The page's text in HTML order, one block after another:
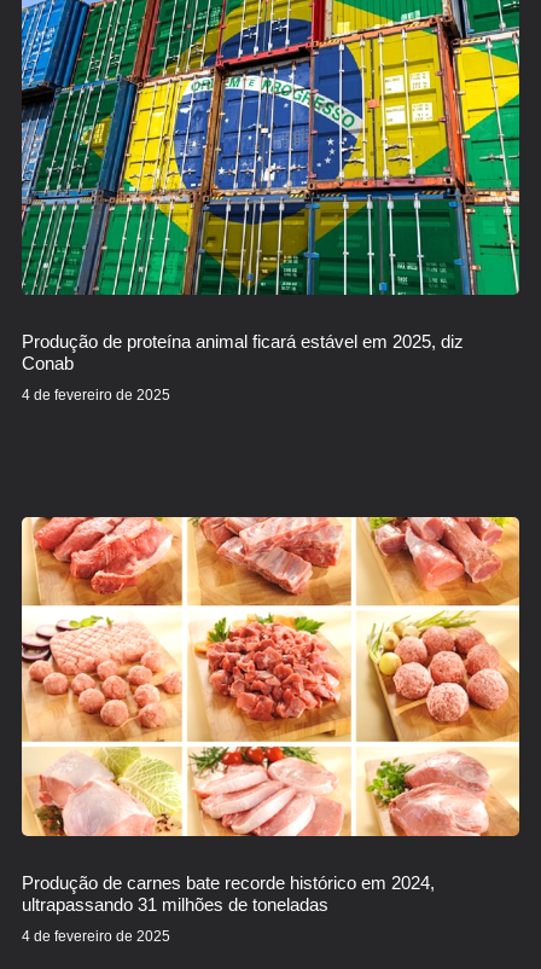
Produção de proteína animal ficará estável em 2025, diz
Conab
4 de fevereiro de 2025
Produção de carnes bate recorde histórico em 2024,
ultrapassando 31 milhões de toneladas
4 de fevereiro de 2025